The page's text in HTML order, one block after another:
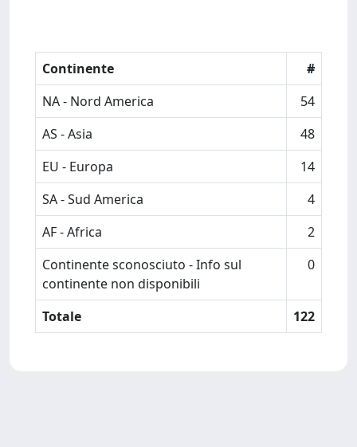
Continente
#
NA - Nord America
54
AS - Asia
48
EU - Europa
14
SA - Sud America
4
AF - Africa
2
Continente sconosciuto - Info sul
continente non disponibili
0
Totale 122